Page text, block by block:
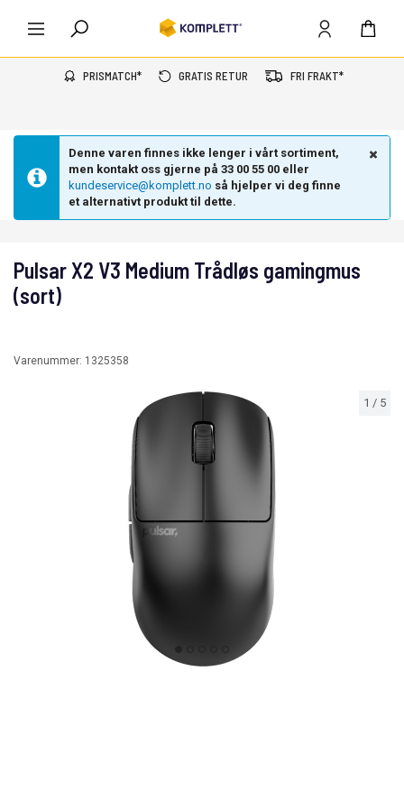
PRISMATCH* GRATIS RETUR FRI FRAKT*
Denne varen finnes ikke lenger i vårt sortiment,
men kontakt oss gjerne på 33 00 55 00 eller
kundeservice@komplett.no så hjelper vi deg finne
et alternativt produkt til dette.
1 / 5
Pulsar X2 V3 Medium Trådløs gamingmus
(sort)
Varenummer: 1325358